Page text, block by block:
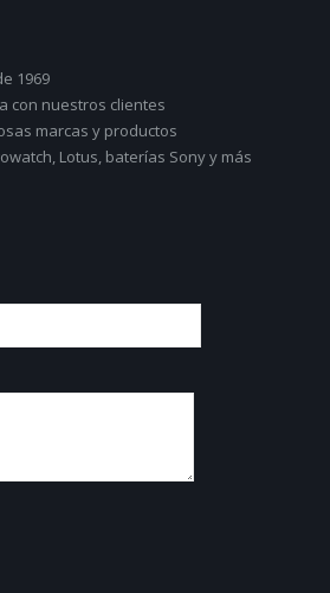
1969
con nuestros clientes
marcas y productos
Lotus, baterías Sony y más